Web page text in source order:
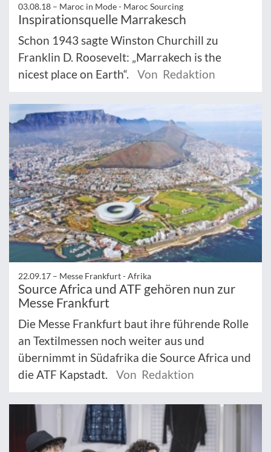
03.08.18 – Maroc in Mode - Maroc Sourcing
Inspirationsquelle Marrakesch
Schon 1943 sagte Winston Churchill zu
Franklin D. Roosevelt: „Marrakech is the
nicest place on Earth“.
Von Redaktion
22.09.17 – Messe Frankfurt - Afrika
Source Africa und ATF gehören nun zur
Messe Frankfurt
Die Messe Frankfurt baut ihre führende Rolle
an Textilmessen noch weiter aus und
übernimmt in Südafrika die Source Africa und
die ATF Kapstadt.
Von Redaktion